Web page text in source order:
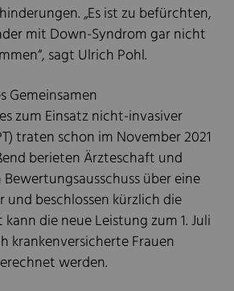
„Es ist zu befürchten,
mit Down-Syndrom gar nicht
sagt Ulrich Pohl.
Gemeinsamen
zum Einsatz nicht-invasiver
traten schon im November 2021
berieten Ärzteschaft und
Bewertungsausschuss über eine
und beschlossen kürzlich die
die neue Leistung zum 1. Juli
krankenversicherte Frauen
werden.